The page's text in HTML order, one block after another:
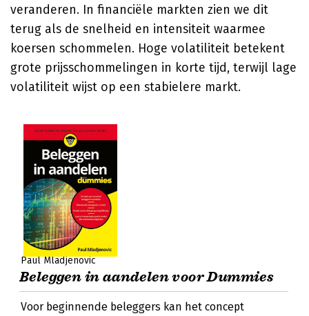
veranderen. In financiële markten zien we dit
terug als de snelheid en intensiteit waarmee
koersen schommelen. Hoge volatiliteit betekent
grote prijsschommelingen in korte tijd, terwijl lage
volatiliteit wijst op een stabielere markt.
Paul Mladjenovic
Beleggen in aandelen voor Dummies
Voor beginnende beleggers kan het concept